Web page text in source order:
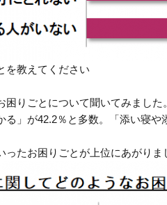
を教えてください
りごとについて聞いてみました。
る」が42.2％と多数。「添い寝
たお困りごとが上位にあがりま